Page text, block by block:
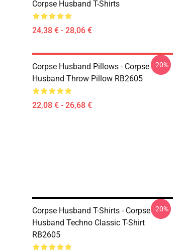
Corpse Husband T-Shirts
24,38 € - 28,06 €
Corpse Husband Pillows - Corpse
Husband Throw Pillow RB2605
22,08 € - 26,68 €
-20%
Corpse Husband T-Shirts - Corpse
Husband Techno Classic T-Shirt
RB2605
-20%